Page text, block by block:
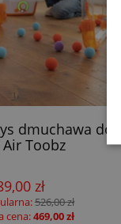
dmuchawa do
Air Toobz
zł
526,00 zł
cena:469,00 zł